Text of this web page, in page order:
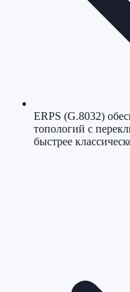
ERPS (G.8032)
топологий с
быстрее